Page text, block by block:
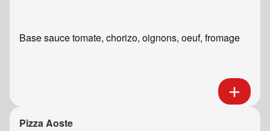
Base sauce tomate, chorizo, oignons, oeuf, fromage
Pizza Aoste